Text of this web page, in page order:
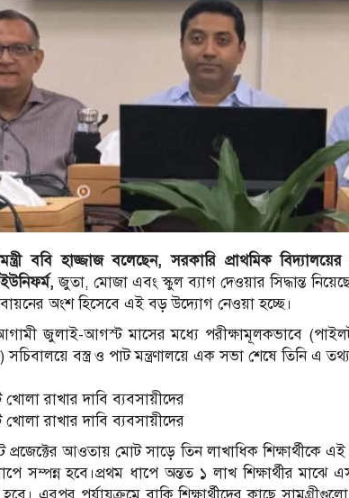
ববি হাজ্জাজ বলেছেন, সরকারি প্রাথমিক
জুতা, মোজা এবং স্কুল ব্যাগ দেওয়ার সিদ্ধান্ত
অংশ হিসেবে এই বড় উদ্যোগ নেওয়া হচ্ছে।
জুলাই-আগস্ট মাসের মধ্যে পরীক্ষামূলকভাবে (পাইলট
বস্ত্র ও পাট মন্ত্রণালয়ে এক সভা শেষে তিনি এ
রাখার দাবি ব্যবসায়ীদের
রাখার দাবি ব্যবসায়ীদের
প্রজেক্টের আওতায় মোট সাড়ে তিন লাখাধিক শিক্ষার্থীকে
সম্পন্ন হবে।প্রথম ধাপে অন্তত ১ লাখ শিক্ষার্থীর মাঝে